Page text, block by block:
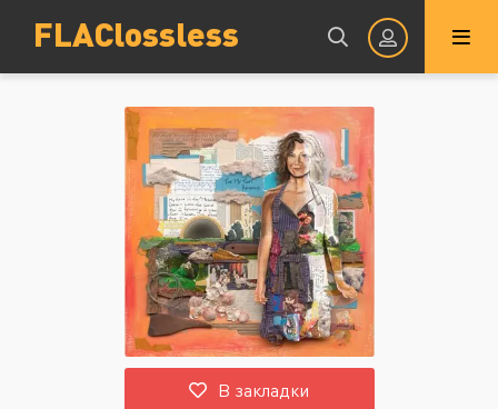
FLAClossless
Авторизация
Запомнить
ВОЙТИ НА САЙТ
В закладки